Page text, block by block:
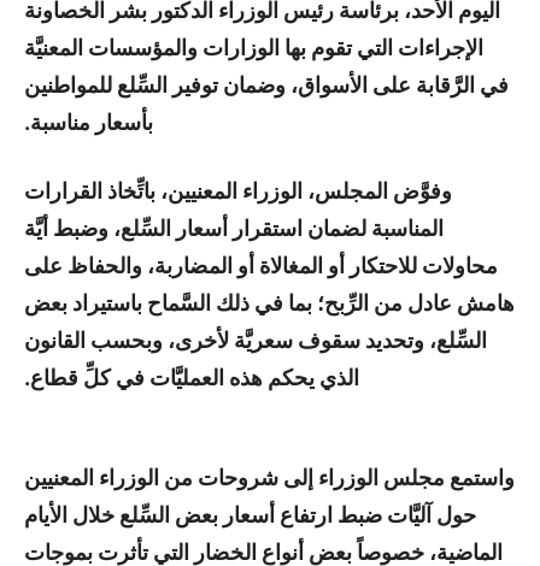
اليوم الأحد، برئاسة رئيس الوزراء الدكتور بشر الخصاونة
الإجراءات التي تقوم بها الوزارات والمؤسسات المعنيَّة
في الرَّقابة على الأسواق، وضمان توفير السِّلع للمواطنين
بأسعار مناسبة.
وفوَّض المجلس، الوزراء المعنيين، باتِّخاذ القرارات
المناسبة لضمان استقرار أسعار السِّلع، وضبط أيَّة
محاولات للاحتكار أو المغالاة أو المضاربة، والحفاظ على
هامش عادل من الرِّبح؛ بما في ذلك السَّماح باستيراد بعض
السِّلع، وتحديد سقوف سعريَّة لأخرى، وبحسب القانون
الذي يحكم هذه العمليَّات في كلِّ قطاع.
واستمع مجلس الوزراء إلى شروحات من الوزراء المعنيين
حول آليَّات ضبط ارتفاع أسعار بعض السِّلع خلال الأيام
الماضية، خصوصاً بعض أنواع الخضار التي تأثرت بموجات